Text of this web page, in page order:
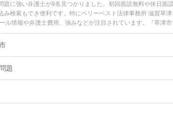
題に強い弁護士が9名見つかりました。初回面談無料や休日面
み検索もでき便利です。特にベリーベスト法律事務所 滋賀草
ル情報や弁護士費用、強みなどが注目されています。『草津
ル解決の実績豊富な近くの弁護士を検索したい』『初回相談
す。
題